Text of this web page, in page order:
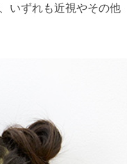
いずれも近視やその他